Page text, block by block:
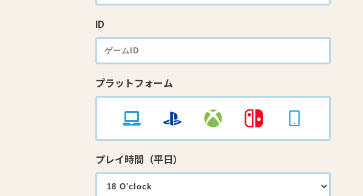
ID
プラットフォーム
プレイ時間（平日）